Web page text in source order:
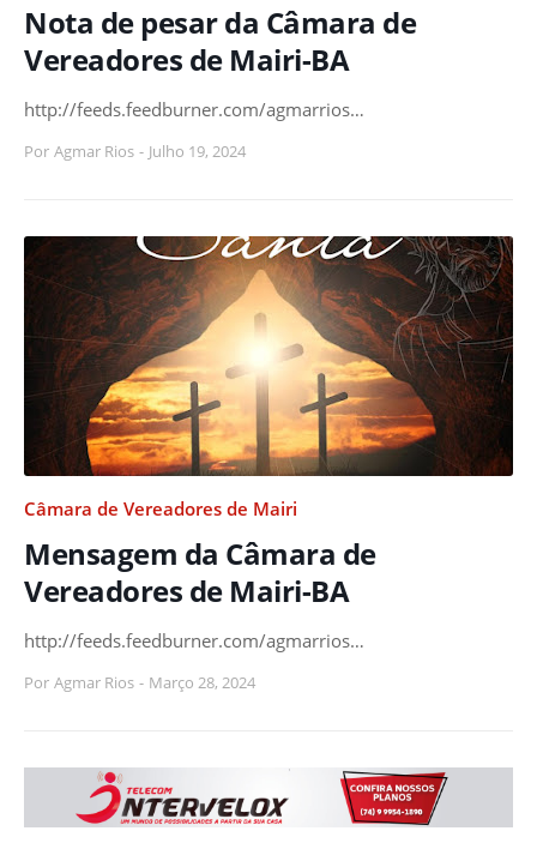
Nota de pesar da Câmara de
Vereadores de Mairi-BA
http://feeds.feedburner.com/agmarrios…
Por Agmar Rios - Julho 19, 2024
Câmara de Vereadores de Mairi
Mensagem da Câmara de
Vereadores de Mairi-BA
http://feeds.feedburner.com/agmarrios…
Por Agmar Rios - Março 28, 2024